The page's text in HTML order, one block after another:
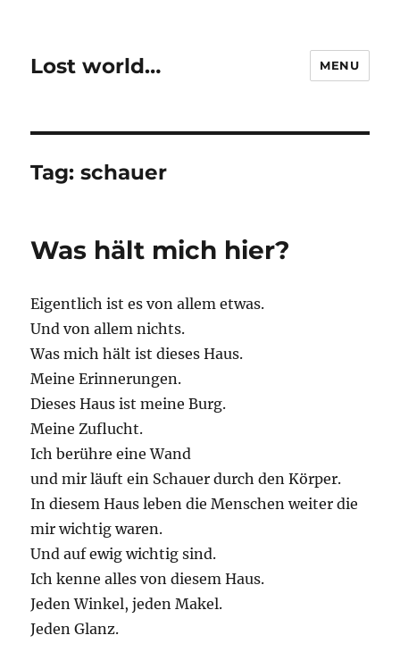
Lost world… MENU
Tag:schauer
Was hält mich hier?
Eigentlich ist es von allem etwas.
Und von allem nichts.
Was mich hält ist dieses Haus.
Meine Erinnerungen.
Dieses Haus ist meine Burg.
Meine Zuflucht.
Ich berühre eine Wand
und mir läuft ein Schauer durch den Körper.
In diesem Haus leben die Menschen weiter die
mir wichtig waren.
Und auf ewig wichtig sind.
Ich kenne alles von diesem Haus.
Jeden Winkel, jeden Makel.
Jeden Glanz.